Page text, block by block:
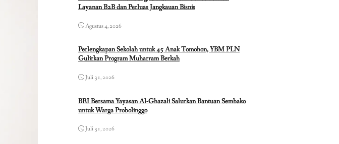
Layanan B2B dan Perluas Jangkauan Bisnis
Agustus 4, 2026
Perlengkapan Sekolah untuk 45 Anak Tomohon, YBM PLN
Gulirkan Program Muharram Berkah
Juli 31, 2026
BRI Bersama Yayasan Al-Ghazali Salurkan Bantuan Sembako
untuk Warga Probolinggo
Juli 31, 2026